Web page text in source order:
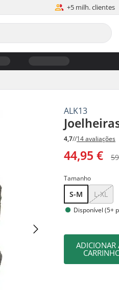
+5 milh. clientes
ALK13
4,7//14 avaliações
44,95 €
Tamanho
S-M L-XL
Disponível (5+
ADICIONAR